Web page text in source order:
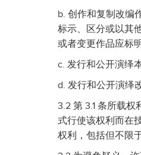
b. 创作和复制改编
标示、区分或以其
或者变更作品应标
c. 发行和公开演绎
d. 发行和公开演绎
3.2 第 3.1 条所载
式行使该权利而在
权利，包括但不限